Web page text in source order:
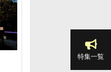
和洋室特集一覧